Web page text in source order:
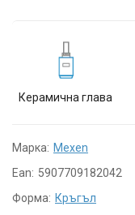
Керамична глава
Марка: Mexen
Ean: 5907709182042
Форма: Кръгъл